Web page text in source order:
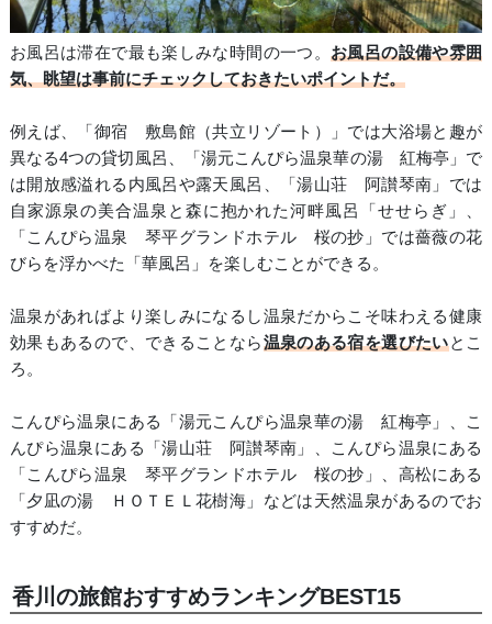
お風呂は滞在で最も楽しみな時間の一つ。お風呂の設備や雰囲
気、眺望は事前にチェックしておきたいポイントだ。
例えば、「御宿 敷島館（共立リゾート）」では大浴場と趣が
異なる4つの貸切風呂、「湯元こんぴら温泉華の湯 紅梅亭」で
は開放感溢れる内風呂や露天風呂、「湯山荘 阿讃琴南」では
自家源泉の美合温泉と森に抱かれた河畔風呂「せせらぎ」、
「こんぴら温泉 琴平グランドホテル 桜の抄」では薔薇の花
びらを浮かべた「華風呂」を楽しむことができる。
温泉があればより楽しみになるし温泉だからこそ味わえる健康
効果もあるので、できることなら温泉のある宿を選びたいとこ
ろ。
こんぴら温泉にある「湯元こんぴら温泉華の湯 紅梅亭」、こ
んぴら温泉にある「湯山荘 阿讃琴南」、こんぴら温泉にある
「こんぴら温泉 琴平グランドホテル 桜の抄」、高松にある
「夕凪の湯 ＨＯＴＥＬ花樹海」などは天然温泉があるのでお
すすめだ。
香川の旅館おすすめランキングBEST15